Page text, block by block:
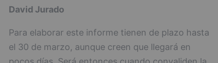
David Jurado
Para elaborar este informe tienen de plazo hasta
el 30 de marzo, aunque creen que llegará en